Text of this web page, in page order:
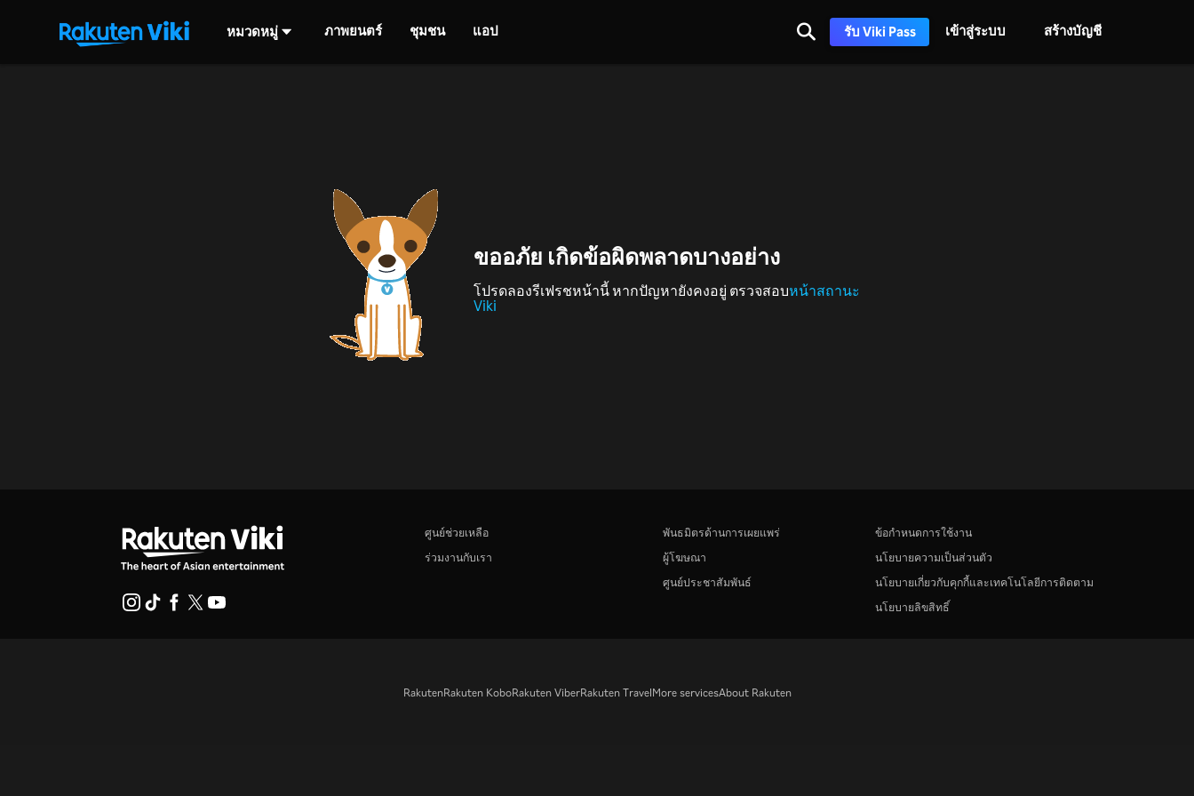
หมวดหมู่ ภาพยนตร์ ชุมชน แอป รับ Viki Pass เข้าสู่ระบบ สร้างบัญชี
ขออภัย เกิดข้อผิดพลาดบางอย่าง
โปรดลองรีเฟรชหน้านี้ หากปัญหายังคงอยู่ ตรวจสอบหน้าสถานะ
Viki
ศูนย์ช่วยเหลือ
ร่วมงานกับเรา
พันธมิตรด้านการเผยแพร่
ผู้โฆษณา
ศูนย์ประชาสัมพันธ์
ข้อกำหนดการใช้งาน
นโยบายความเป็นส่วนตัว
นโยบายเกี่ยวกับคุกกี้และเทคโนโลยีการติดตาม
นโยบายลิขสิทธิ์
RakutenRakuten KoboRakuten ViberRakuten TravelMore servicesAbout Rakuten